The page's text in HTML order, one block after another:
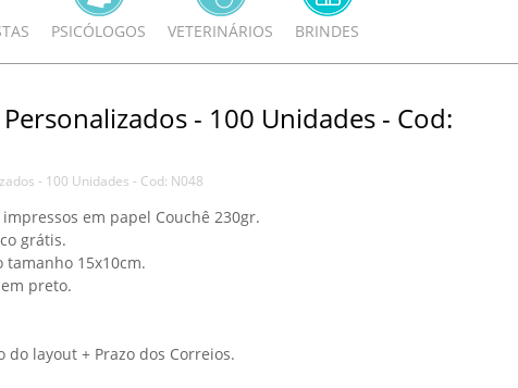
PSICÓLOGOS VETERINÁRIOS BRINDES
- 100 Unidades - Cod:
- 100 Unidades - Cod: N048
em papel Couchê 230gr.
grátis.
tamanho 15x10cm.
preto.
do layout + Prazo dos Correios.